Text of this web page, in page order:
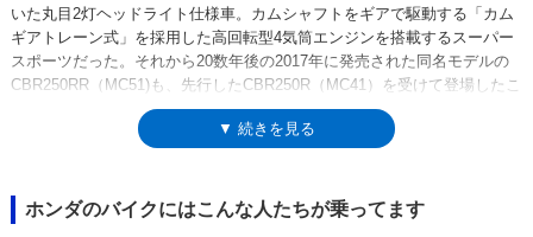
いた丸目2灯ヘッドライト仕様車。カムシャフトをギアで駆動する「カム
ギアトレーン式」を採用した高回転型4気筒エンジンを搭載するスーパー
スポーツだった。それから20数年後の2017年に発売された同名モデルの
CBR250RR（MC51)も、先行したCBR250R（MC41）を受けて登場したこ
とは同じながら、MC41が単気筒エンジンだったのに対し、MC51は新設
計の並列2気筒エンジンを搭載するなど、今回の両車（RとRR)は全く異な
ら任意に選択可能だった。フロントフォークは倒立式。同時にABS搭載モ
デルも設定され、2018年以降はABS搭載モデルを中心に展開された。
▼ 続きを見る
ホンダのバイクにはこんな人たちが乗ってます